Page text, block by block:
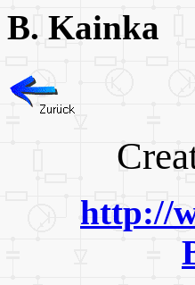
B. Kainka
http://